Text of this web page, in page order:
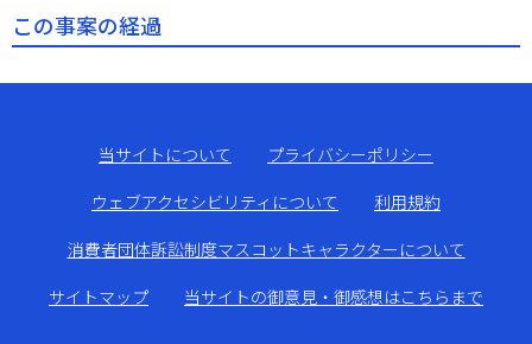
この事案の経過
当サイトについて
プライバシーポリシー
ウェブアクセシビリティについて
利用規約
消費者団体訴訟制度マスコットキャラクターについて
サイトマップ
当サイトの御意見・御感想はこちらまで